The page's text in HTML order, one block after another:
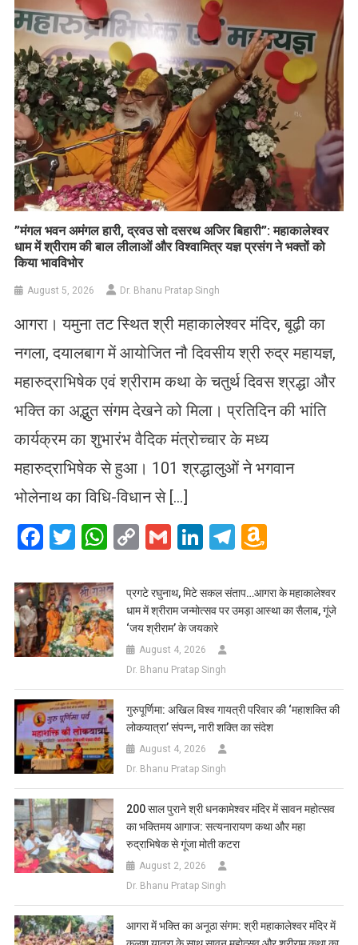
​”मंगल भवन अमंगल हारी, द्रवउ सो दसरथ अजिर बिहारी”: महाकालेश्वर
धाम में श्रीराम की बाल लीलाओं और विश्वामित्र यज्ञ प्रसंग ने भक्तों को
किया भावविभोर
August 5, 2026 Dr. Bhanu Pratap Singh
आगरा। यमुना तट स्थित श्री महाकालेश्वर मंदिर, बूढ़ी का
नगला, दयालबाग में आयोजित नौ दिवसीय श्री रुद्र महायज्ञ,
महारुद्राभिषेक एवं श्रीराम कथा के चतुर्थ दिवस श्रद्धा और
भक्ति का अद्भुत संगम देखने को मिला। प्रतिदिन की भांति
कार्यक्रम का शुभारंभ वैदिक मंत्रोच्चार के मध्य
महारुद्राभिषेक से हुआ। 101 श्रद्धालुओं ने भगवान
भोलेनाथ का विधि-विधान से […]
Facebook
Twitter
WhatsApp
CopyGmailLinkedIn
Telegram
List
प्रगटे रघुनाथ, मिटे सकल संताप…आगरा के महाकालेश्वर
धाम में श्रीराम जन्मोत्सव पर उमड़ा आस्था का सैलाब, गूंजे
‘जय श्रीराम’ के जयकारे
August 4, 2026
Dr. Bhanu Pratap Singh
गुरुपूर्णिमा: अखिल विश्व गायत्री परिवार की ‘महाशक्ति की
लोकयात्रा’ संपन्न, नारी शक्ति का संदेश
August 4, 2026
Dr. Bhanu Pratap Singh
200 साल पुराने श्री धनकामेश्वर मंदिर में सावन महोत्सव
का भक्तिमय आगाज: सत्यनारायण कथा और महा
रुद्राभिषेक से गूंजा मोती कटरा
August 2, 2026
Dr. Bhanu Pratap Singh
आगरा में भक्ति का अनूठा संगम: श्री महाकालेश्वर मंदिर में